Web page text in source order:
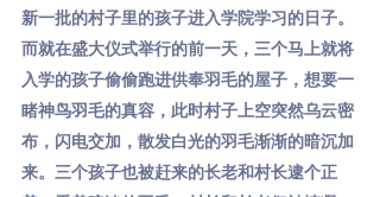
新一批的村子里的孩子进入学院学习的日子。
而就在盛大仪式举行的前一天，三个马上就将
入学的孩子偷偷跑进供奉羽毛的屋子，想要一
睹神鸟羽毛的真容，此时村子上空突然乌云密
布，闪电交加，散发白光的羽毛渐渐的暗沉加
来。三个孩子也被赶来的长老和村长逮个正